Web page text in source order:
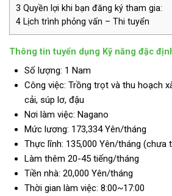
3 Quyền lợi khi bạn đăng ký tham gia:
4 Lịch trình phỏng vấn – Thi tuyển
Thông tin tuyển dụng Kỹ năng đặc
Số lượng: 1 Nam
Công việc: Trồng trọt và thu hoạch
cải, súp lơ, đậu
Nơi làm việc: Nagano
Mức lương: 173,334 Yên/tháng
Thực lĩnh: 135,000 Yên/tháng (chưa
Làm thêm 20-45 tiếng/tháng
Tiền nhà: 20,000 Yên/tháng
Thời gian làm việc: 8:00~17:00